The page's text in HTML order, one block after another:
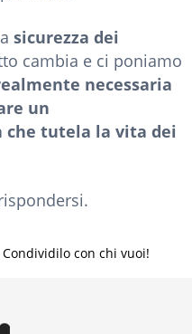
sicurezza dei
cambia e ci poniamo
necessaria
un
tutela la vita dei
con chi vuoi!